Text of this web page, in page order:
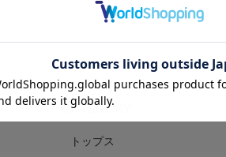
CATEGORY
トップス